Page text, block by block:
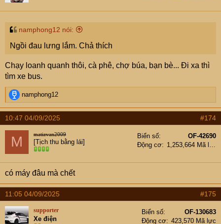
n
s
namphong12 nói:
Ngồi đau lưng lắm. Chả thích
Chạy loanh quanh thôi, cà phê, chợ búa, bạn bè... Đi xa thì
tìm xe bus.
R
e
a
t
i
o
n
s
:
namphong12
10:47 04/09/2025 #174
M matizvan2009
[Tịch thu bằng lái]
Biển số
OF-42690
Động cơ
có máy đâu mà chết
11:05 04/09/2025 #175
supporter
Xe điện
Biển số
OF-130683
Động cơ
423,570 Mã lực